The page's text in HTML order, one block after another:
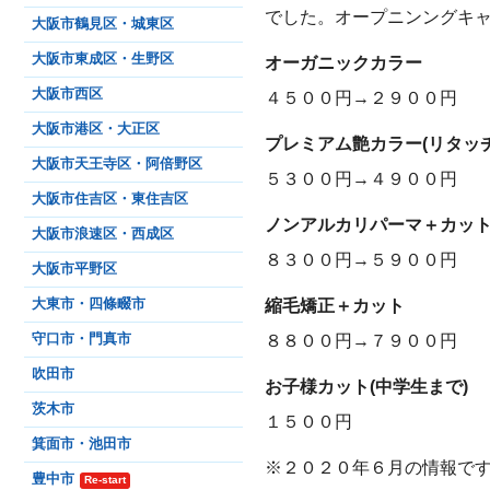
でした。オープニンングキ
オーガニックカラー
４５００円→２９００円
プレミアム艶カラー(リタッ
５３００円→４９００円
ノンアルカリパーマ＋カット
８３００円→５９００円
縮毛矯正＋カット
８８００円→７９００円
お子様カット(中学生まで)
１５００円
※２０２０年６月の情報です
大阪市鶴見区・城東区
大阪市東成区・生野区
大阪市西区
大阪市港区・大正区
大阪市天王寺区・阿倍野区
大阪市住吉区・東住吉区
大阪市浪速区・西成区
大阪市平野区
大東市・四條畷市
守口市・門真市
吹田市
茨木市
箕面市・池田市
豊中市 Re-start